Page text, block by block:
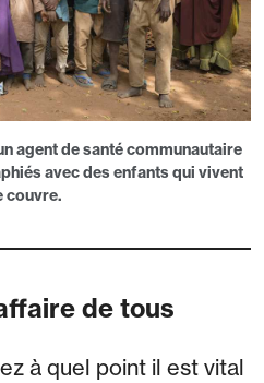
agent de santé communautaire
avec des enfants qui vivent
couvre.
de tous
à quel point il est vital